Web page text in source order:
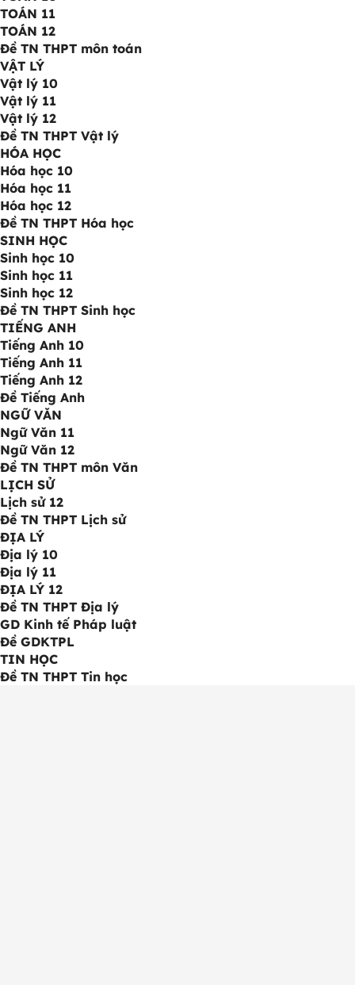
TOÁN 11
TOÁN 12
Đề TN THPT môn toán
VẬT LÝ
Vật lý 10
Vật lý 11
Vật lý 12
Đề TN THPT Vật lý
HÓA HỌC
Hóa học 10
Hóa học 11
Hóa học 12
Đề TN THPT Hóa học
SINH HỌC
Sinh học 10
Sinh học 11
Sinh học 12
Đề TN THPT Sinh học
TIẾNG ANH
Tiếng Anh 10
Tiếng Anh 11
Tiếng Anh 12
Đề Tiếng Anh
NGỮ VĂN
Ngữ Văn 11
Ngữ Văn 12
Đề TN THPT môn Văn
LỊCH SỬ
Lịch sử 12
Đề TN THPT Lịch sử
ĐỊA LÝ
Địa lý 10
Địa lý 11
ĐỊA LÝ 12
Đề TN THPT Địa lý
GD Kinh tế Pháp luật
Đề GDKTPL
TIN HỌC
Đề TN THPT Tin học